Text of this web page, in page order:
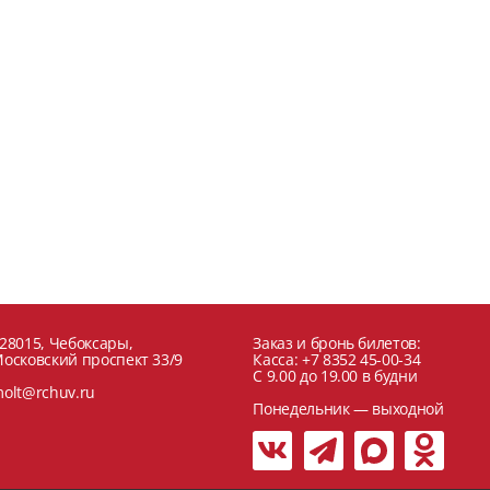
Чебоксары,
проспект 33/9
Заказ и бронь билетов:
Касса: +7 8352 45-00-34
C 9.00 до 19.00 в будни
Понедельник — выходной